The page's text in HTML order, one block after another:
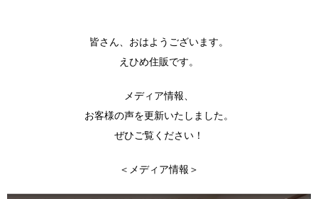
皆さん、おはようございます。
えひめ住販です。
メディア情報、
お客様の声を更新いたしました。
ぜひご覧ください！
＜メディア情報＞